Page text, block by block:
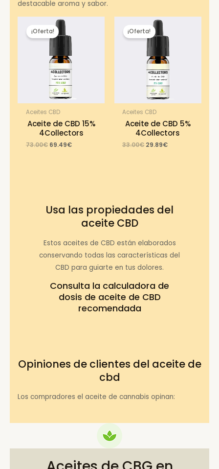
destacable aroma y sabor.
¡Oferta!
Aceites CBD
Aceite de CBD 15%
4Collectors
73.00€ Original
69.49€Current
¡Oferta!
Aceites CBD
Aceite de CBD 5%
4Collectors
33.00€ Original
29.89€Current
Usa las propiedades del
aceite CBD
Estos aceites de CBD están elaborados
conservando todas las características del
CBD para guiarte en tus dolores.
Consulta la calculadora de
dosis de aceite de CBD
recomendada
Opiniones de clientes del aceite de
cbd
Los compradores el aceite de cannabis opinan: